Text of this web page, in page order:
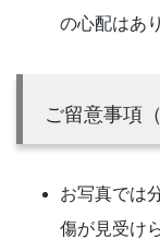
の心配はあ
ご留意事項
お写真では
傷が見受け